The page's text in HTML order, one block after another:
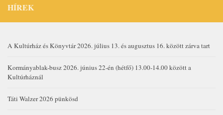
HÍREK
A Kultúrház és Könyvtár 2026. július 13. és augusztus 16. között zárva tart
Kormányablak-busz 2026. június 22-én (hétfő) 13.00-14.00 között a
Kultúrháznál
Táti Walzer 2026 pünkösd